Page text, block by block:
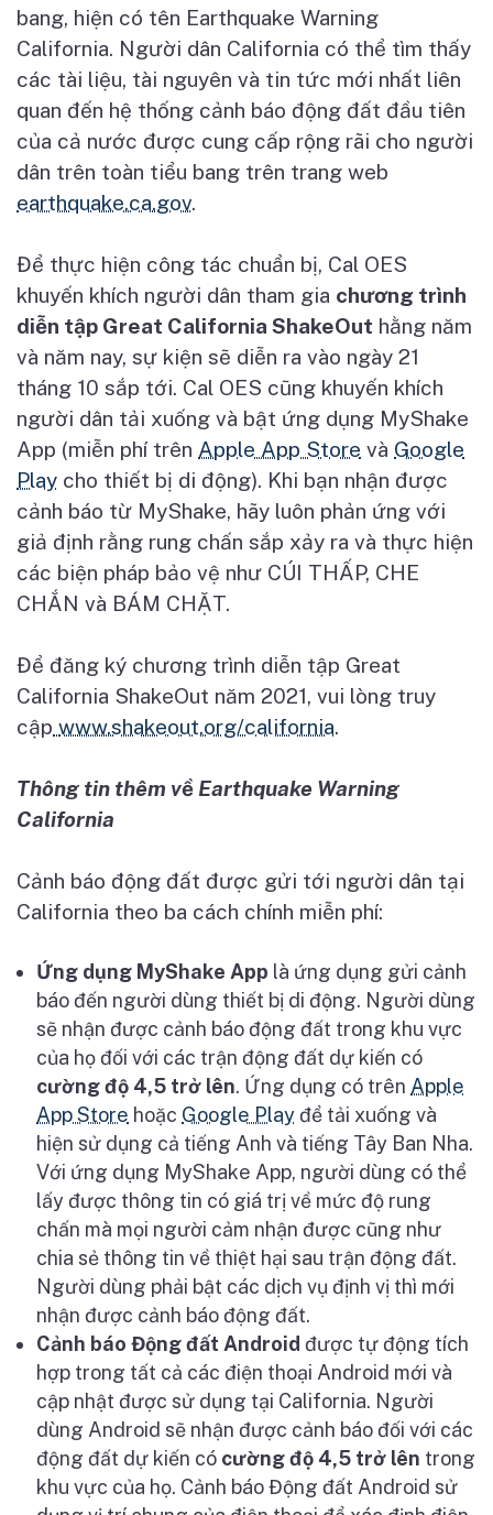
bang, hiện có tên Earthquake Warning
California. Người dân California có thể tìm thấy
các tài liệu, tài nguyên và tin tức mới nhất liên
quan đến hệ thống cảnh báo động đất đầu tiên
của cả nước được cung cấp rộng rãi cho người
dân trên toàn tiểu bang trên trang web
earthquake.ca.gov.
Để thực hiện công tác chuẩn bị, Cal OES
khuyến khích người dân tham gia chương trình
diễn tập Great California ShakeOut hằng năm
và năm nay, sự kiện sẽ diễn ra vào ngày 21
tháng 10 sắp tới. Cal OES cũng khuyến khích
người dân tải xuống và bật ứng dụng MyShake
App (miễn phí trên Apple App Store và Google
Play cho thiết bị di động). Khi bạn nhận được
cảnh báo từ MyShake, hãy luôn phản ứng với
giả định rằng rung chấn sắp xảy ra và thực hiện
các biện pháp bảo vệ như CÚI THẤP, CHE
CHẮN và BÁM CHẶT.
Để đăng ký chương trình diễn tập Great
California ShakeOut năm 2021, vui lòng truy
cập www.shakeout.org/california.
Thông tin thêm về Earthquake Warning
California
Cảnh báo động đất được gửi tới người dân tại
California theo ba cách chính miễn phí:
Ứng dụng MyShake App là ứng dụng gửi cảnh
báo đến người dùng thiết bị di động. Người dùng
sẽ nhận được cảnh báo động đất trong khu vực
của họđối với các trận động đất dự kiến có
cường độ 4,5 trở lên. Ứng dụng có trên Apple
App Store hoặc Google Playđể tải xuống và
hiện sử dụng cả tiếng Anh và tiếng Tây Ban Nha.
Với ứng dụng MyShake App, người dùng có thể
lấy được thông tin có giá trị về mức độ rung
chấn mà mọi người cảm nhận được cũng như
chia sẻ thông tin về thiệt hại sau trận động đất.
Người dùng phải bật các dịch vụ định vị thì mới
nhận được cảnh báo động đất.
Cảnh báo Động đất Android được tựđộng tích
hợp trong tất cả các điện thoại Android mới và
cập nhật được sử dụng tại California. Người
dùng Android sẽ nhận được cảnh báo đối với các
động đất dự kiến có cường độ 4,5 trở lên trong
khu vực của họ. Cảnh báo Động đất Android sử